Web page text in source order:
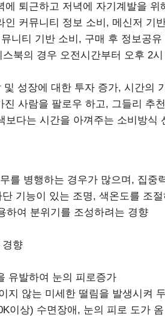
퇴근하고 저녁에 자기계발을 위
커뮤니티 정보 소비, 메신저 기
니티 기반 소비, 구매 후 정보공
북의 경우 오전시간부터 오후 2
성장에 대한 투자 증가, 시간의
사람을 팔로우 하고, 그들리 추
다는 시간을 아껴주는 소비방식
를 병행하는 경우가 많으며, 집중
기능이 있는 조명, 색온도를 조절
하여 분위기를 조성하려는 경향
경향
유발하여 눈의 피로증가
지 않는 미세한 떨림을 발생시켜
이상) 수면장애, 눈의 피로 도가